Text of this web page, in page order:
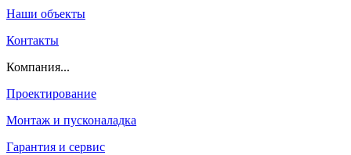
Наши объекты
Контакты
Компания...
Проектирование
Монтаж и пусконаладка
Гарантия и сервис